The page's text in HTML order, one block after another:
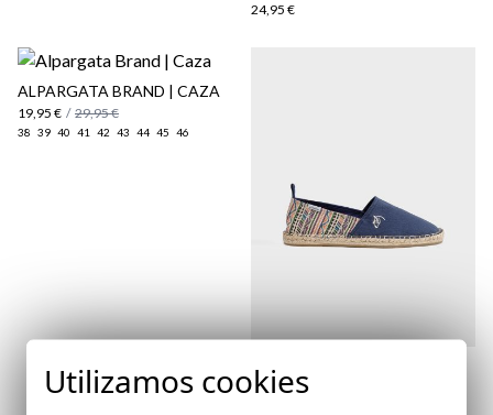
24,95 €
ALPARGATA BRAND | CAZA
19,95 € / 29,95 €
38 39 40 41 42 43 44 45 46
MARINO
Utilizamos cookies